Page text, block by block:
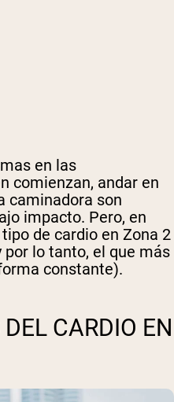
en las
comienzan, andar en
caminadora son
impacto. Pero, en
de cardio en Zona 2
lo tanto, el que más
constante).
CARDIO EN